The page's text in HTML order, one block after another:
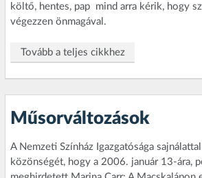
költő, hentes, pap  mind arra kérik, hogy
végezzen önmagával.
Tovább a teljes cikkhez
Műsorváltozások
A Nemzeti Színház Igazgatósága
közönségét, hogy a 2006. január 13-ára,